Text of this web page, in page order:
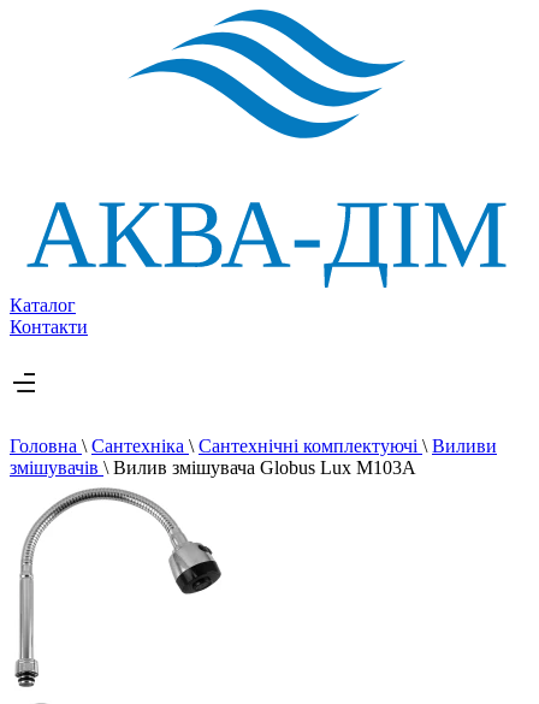
Каталог
Контакти
Головна \ Сантехніка \ Сантехнічні комплектуючі \ Виливи
змішувачів \ Вилив змішувача Globus Lux M103A